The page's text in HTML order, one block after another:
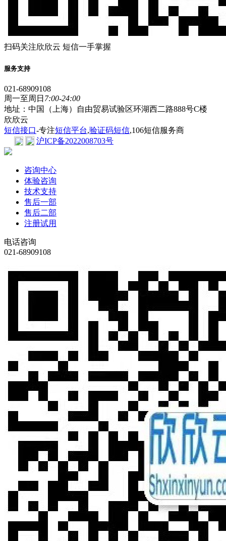
扫码关注欣欣云 短信一手掌握
服务支持
021-68909108
周一至周日 7:00-24:00
地址：中国（上海）自由贸易试验区环湖西二路888号C楼
欣欣云
短信接口-专注短信平台,验证码短信,106短信服务商
沪ICP备2022008703号
咨询中心
体验咨询
技术支持
售后一部
售后二部
注册试用
电话咨询
021-68909108